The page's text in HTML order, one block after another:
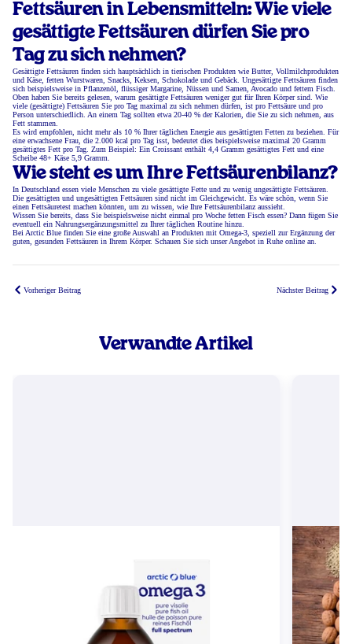
Fettsäuren in Lebensmitteln: Wie viele
gesättigte Fettsäuren dürfen Sie pro
Tag zu sich nehmen?
Gesättigte Fettsäuren finden sich hauptsächlich in tierischen Produkten wie Butter, Vollmilchprodukten
und Käse, fetten Wurstwaren, Snacks, Keksen, Schokolade und Gebäck. Ungesättigte Fettsäuren finden
sich beispielsweise in Pflanzenöl, flüssiger Margarine, Nüssen und Samen, Avocado und fettem Fisch.
Oben haben Sie bereits gelesen, warum gesättigte Fettsäuren weniger gut für Ihren Körper sind. Wie
viele (gesättigte) Fettsäuren Sie pro Tag maximal zu sich nehmen dürfen, ist pro Fettsäure und pro
Person unterschiedlich. An einem Tag sollten etwa 20-40 % der Kalorien, die Sie zu sich nehmen, aus
Fett stammen.
Es wird empfohlen, nicht mehr als 10 % Ihrer täglichen Energie aus gesättigten Fetten zu beziehen. Für
eine erwachsene Frau, die 2.000 kcal pro Tag isst, bedeutet dies beispielsweise maximal 20 Gramm
gesättigtes Fett pro Tag. Zum Beispiel: Ein Croissant enthält 4,4 Gramm gesättigtes Fett und eine
Scheibe 48+ Käse 5,9 Gramm.
Wie steht es um Ihre Fettsäurenbilanz?
In Deutschland essen viele Menschen zu viele gesättigte Fette und zu wenig ungesättigte Fettsäuren.
Die gesättigten und ungesättigten Fettsäuren sind nicht im Gleichgewicht. Es wäre schön, wenn Sie
einen Fettsäuretest machen könnten, um zu wissen, wie Ihre Fettsäurenbilanz aussieht.
Wissen Sie bereits, dass Sie beispielsweise nicht einmal pro Woche fetten Fisch essen? Dann fügen Sie
eventuell ein Nahrungsergänzungsmittel zu Ihrer täglichen Routine hinzu.
Bei Arctic Blue finden Sie eine große Auswahl an Produkten mit Omega-3, speziell zur Ergänzung der
guten, gesunden Fettsäuren in Ihrem Körper. Schauen Sie sich unser Angebot in Ruhe online an.
Vorheriger Beitrag Nächster Beitrag
Verwandte Artikel